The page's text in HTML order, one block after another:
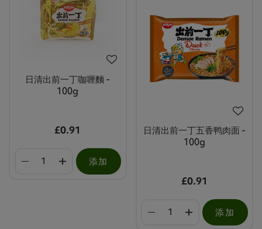
日清出前一丁咖喱麵 -
100g
£0.91
添加
日清出前一丁五香鸭肉面 -
100g
£0.91
添加